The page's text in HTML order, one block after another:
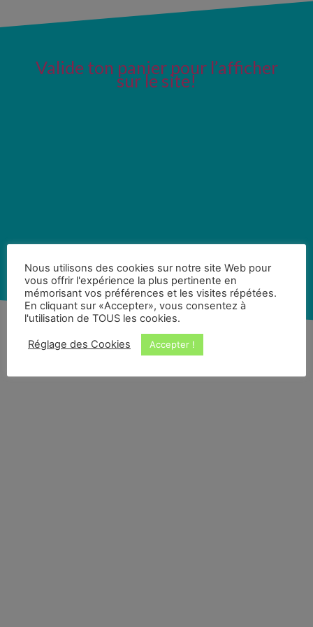
Valide ton panier pour l’afficher
sur le site!
Nous utilisons des cookies sur notre site Web pour
vous offrir l'expérience la plus pertinente en
mémorisant vos préférences et les visites répétées.
En cliquant sur «Accepter», vous consentez à
l'utilisation de TOUS les cookies.
Réglage des Cookies Accepter !